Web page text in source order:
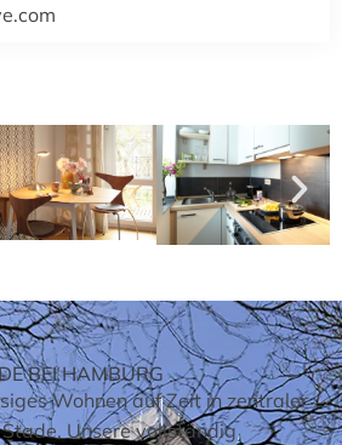
BEI HAMBURG
Wohnen auf Zeit in zentraler
Unsere vollständig